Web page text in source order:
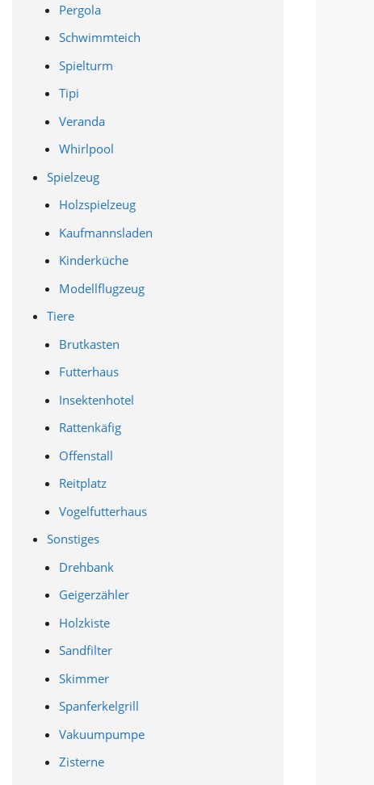
Pergola
Schwimmteich
Spielturm
Tipi
Veranda
Whirlpool
Spielzeug
Holzspielzeug
Kaufmannsladen
Kinderküche
Modellflugzeug
Tiere
Brutkasten
Futterhaus
Insektenhotel
Rattenkäfig
Offenstall
Reitplatz
Vogelfutterhaus
Sonstiges
Drehbank
Geigerzähler
Holzkiste
Sandfilter
Skimmer
Spanferkelgrill
Vakuumpumpe
Zisterne